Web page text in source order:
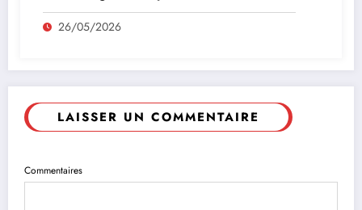
26/05/2026
LAISSER UN COMMENTAIRE
Commentaires